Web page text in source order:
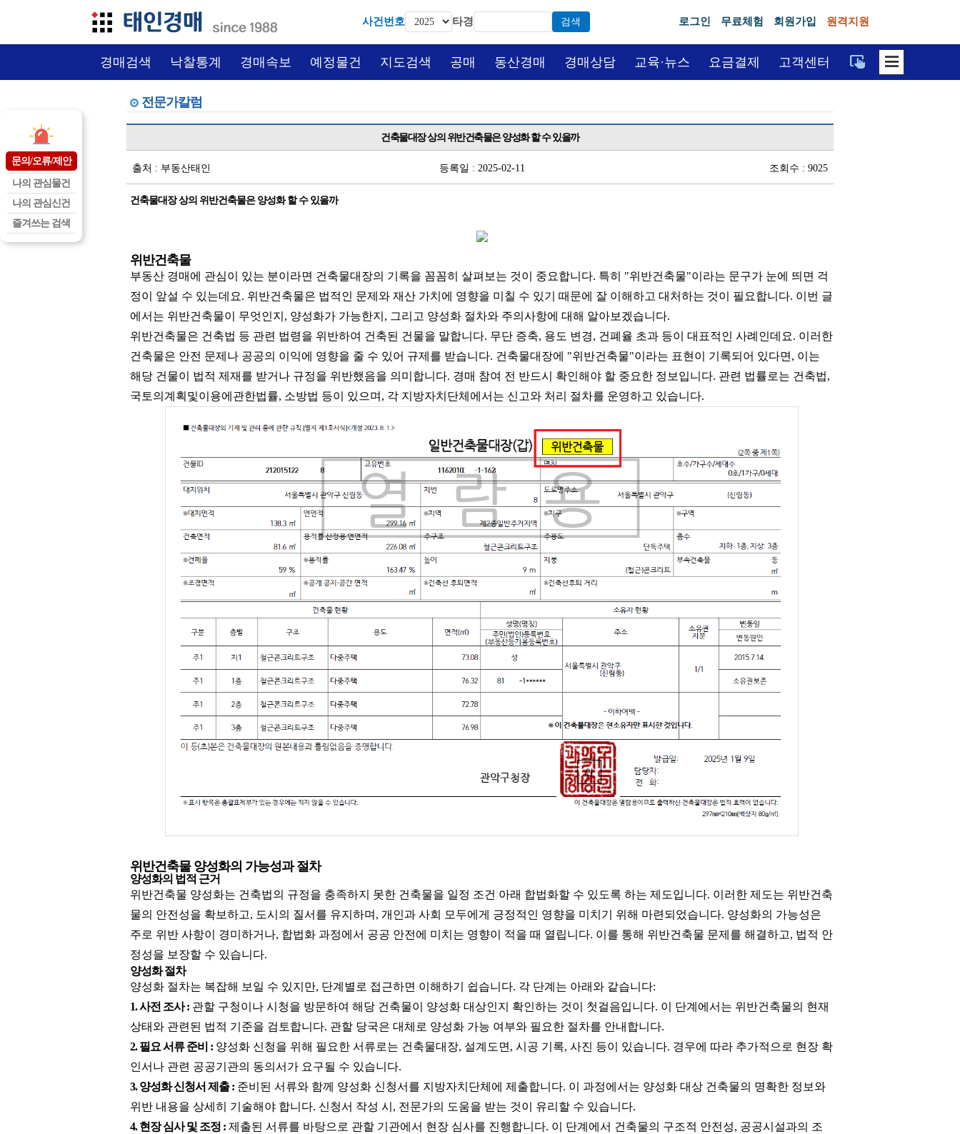
문의/오류/제안
나의 관심물건
나의 관심신건
즐겨쓰는 검색
사건번호 타경 검색 로그인 무료체험 회원가입 원격지원
경매검색 낙찰통계 경매속보 예정물건 지도검색 공매 동산경매 경매상담 교육·뉴스 요금결제 고객센터 trackpad_input dehaze
전문가칼럼
건축물대장 상의 위반건축물은 양성화 할 수 있을까
출처 : 부동산태인 등록일 : 2025-02-11 조회수 : 9025
건축물대장 상의 위반건축물은 양성화 할 수 있을까
위반건축물
부동산 경매에 관심이 있는 분이라면 건축물대장의 기록을 꼼꼼히 살펴보는 것이 중요합니다. 특히 "위반건축물"이라는 문구가 눈에 띄면 걱
정이 앞설 수 있는데요. 위반건축물은 법적인 문제와 재산 가치에 영향을 미칠 수 있기 때문에 잘 이해하고 대처하는 것이 필요합니다. 이번 글
에서는 위반건축물이 무엇인지, 양성화가 가능한지, 그리고 양성화 절차와 주의사항에 대해 알아보겠습니다.
위반건축물은 건축법 등 관련 법령을 위반하여 건축된 건물을 말합니다. 무단 증축, 용도 변경, 건폐율 초과 등이 대표적인 사례인데요. 이러한
건축물은 안전 문제나 공공의 이익에 영향을 줄 수 있어 규제를 받습니다. 건축물대장에 "위반건축물"이라는 표현이 기록되어 있다면, 이는
해당 건물이 법적 제재를 받거나 규정을 위반했음을 의미합니다. 경매 참여 전 반드시 확인해야 할 중요한 정보입니다. 관련 법률로는 건축법,
국토의계획및이용에관한법률, 소방법 등이 있으며, 각 지방자치단체에서는 신고와 처리 절차를 운영하고 있습니다.
위반건축물 양성화의 가능성과 절차
양성화의 법적 근거
위반건축물 양성화는 건축법의 규정을 충족하지 못한 건축물을 일정 조건 아래 합법화할 수 있도록 하는 제도입니다. 이러한 제도는 위반건축
물의 안전성을 확보하고, 도시의 질서를 유지하며, 개인과 사회 모두에게 긍정적인 영향을 미치기 위해 마련되었습니다. 양성화의 가능성은
주로 위반 사항이 경미하거나, 합법화 과정에서 공공 안전에 미치는 영향이 적을 때 열립니다. 이를 통해 위반건축물 문제를 해결하고, 법적 안
정성을 보장할 수 있습니다.
양성화 절차
양성화 절차는 복잡해 보일 수 있지만, 단계별로 접근하면 이해하기 쉽습니다. 각 단계는 아래와 같습니다:
1. 사전 조사 : 관할 구청이나 시청을 방문하여 해당 건축물이 양성화 대상인지 확인하는 것이 첫걸음입니다. 이 단계에서는 위반건축물의 현재
상태와 관련된 법적 기준을 검토합니다. 관할 당국은 대체로 양성화 가능 여부와 필요한 절차를 안내합니다.
2. 필요 서류 준비 : 양성화 신청을 위해 필요한 서류로는 건축물대장, 설계도면, 시공 기록, 사진 등이 있습니다. 경우에 따라 추가적으로 현장 확
인서나 관련 공공기관의 동의서가 요구될 수 있습니다.
3. 양성화 신청서 제출 : 준비된 서류와 함께 양성화 신청서를 지방자치단체에 제출합니다. 이 과정에서는 양성화 대상 건축물의 명확한 정보와
위반 내용을 상세히 기술해야 합니다. 신청서 작성 시, 전문가의 도움을 받는 것이 유리할 수 있습니다.
4. 현장 심사 및 조정 : 제출된 서류를 바탕으로 관할 기관에서 현장 심사를 진행합니다. 이 단계에서 건축물의 구조적 안전성, 공공시설과의 조